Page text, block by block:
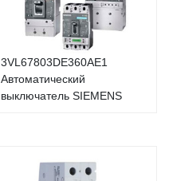
3VL67803DE360AE1
Автоматический
выключатель SIEMENS